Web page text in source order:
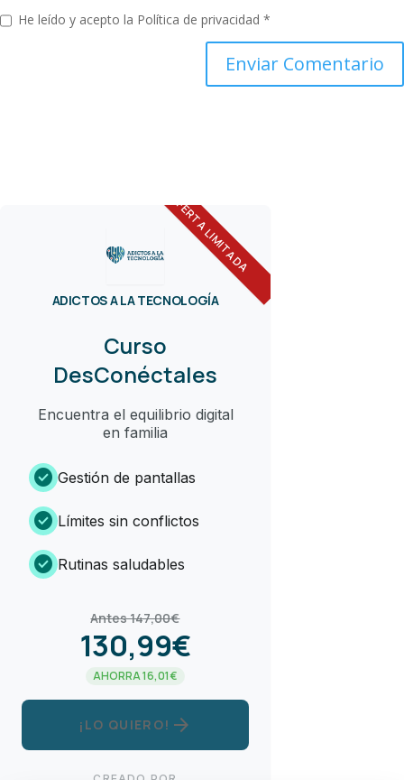
He leído y acepto la Política de privacidad *
OFERTA LIMITADA
ADICTOS A LA TECNOLOGÍA
Curso
DesConéctales
Encuentra el equilibrio digital
en familia
check_circle Gestión de pantallas
check_circle Límites sin conflictos
check_circle Rutinas saludables
Antes 147,00€
130,99€
AHORRA 16,01€
¡LO QUIERO! arrow_forward